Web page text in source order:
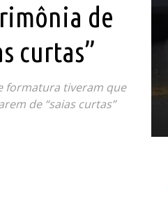
de
curtas”
formatura tiveram que
de “saias curtas”